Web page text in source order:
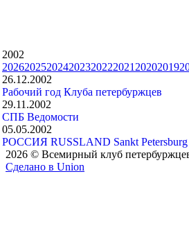
2002
202620252024202320222021 20202019
26.12.2002
Рабочий год Клуба петербуржцев
29.11.2002
СПБ Ведомости
05.05.2002
РОССИЯ RUSSLAND Sankt Petersburg
2026 © Всемирный клуб
Сделано в Union